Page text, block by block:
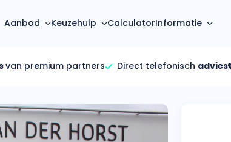
Aanbod
Mercedes-Benz
(3500+ auto's)
Keuzehulp
Hoeveel kan ik lenen?
Bereken in één minuut
CalculatorInformatie
Over ons
van premium partners Direct telefonisch advies